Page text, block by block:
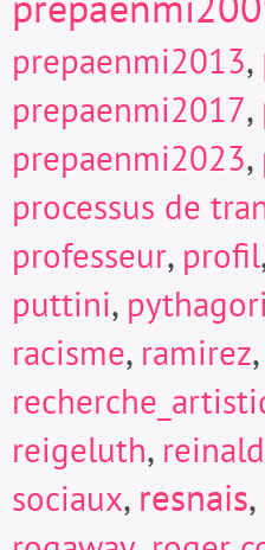
prepaenmi2013,
prepaenmi2017,
prepaenmi2023,
processus de
professeur, profil
puttini,
racisme, ramirez,
reigeluth, reinald
sociaux, resnais,